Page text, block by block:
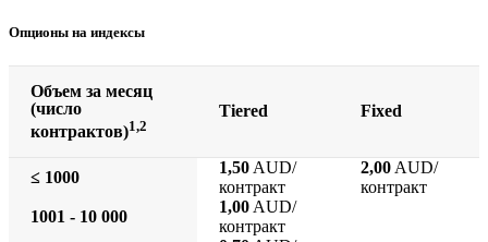
Опционы на индексы
Объем за месяц
(число
контрактов)1,2
Tiered Fixed
≤ 1000
1,50 AUD/
контракт
2,00 AUD/
контракт
1001 - 10 000
1,00 AUD/
контракт